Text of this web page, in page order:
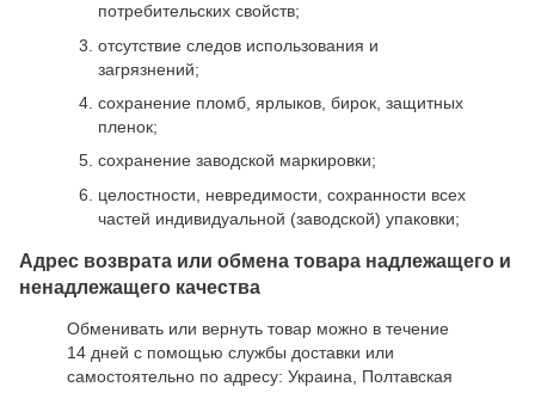
потребительских свойств;
отсутствие следов использования и
загрязнений;
сохранение пломб, ярлыков, бирок, защитных
пленок;
сохранение заводской маркировки;
целостности, невредимости, сохранности всех
частей индивидуальной (заводской) упаковки;
Адрес возврата или обмена товара надлежащего и
ненадлежащего качества
Обменивать или вернуть товар можно в течение
14 дней с помощью службы доставки или
самостоятельно по адресу: Украина, Полтавская